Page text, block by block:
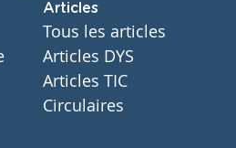
Articles
Tous les articles
Articles DYS
Articles TIC
Circulaires